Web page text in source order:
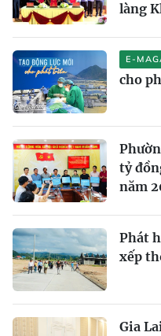
làng
E-
cho
tỷ
năm
Phát
xếp
Gia